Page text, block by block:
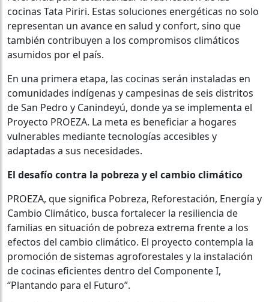
cocinas Tata Piriri. Estas soluciones energéticas no solo
representan un avance en salud y confort, sino que
también contribuyen a los compromisos climáticos
asumidos por el país.
En una primera etapa, las cocinas serán instaladas en
comunidades indígenas y campesinas de seis distritos
de San Pedro y Canindeyú, donde ya se implementa el
Proyecto PROEZA. La meta es beneficiar a hogares
vulnerables mediante tecnologías accesibles y
adaptadas a sus necesidades.
El desafío contra la pobreza y el cambio climático
PROEZA, que significa Pobreza, Reforestación, Energía y
Cambio Climático, busca fortalecer la resiliencia de
familias en situación de pobreza extrema frente a los
efectos del cambio climático. El proyecto contempla la
promoción de sistemas agroforestales y la instalación
de cocinas eficientes dentro del Componente I,
“Plantando para el Futuro”.